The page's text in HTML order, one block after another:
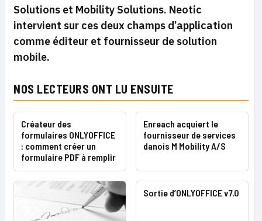
Solutions et Mobility Solutions. Neotic
intervient sur ces deux champs d’application
comme éditeur et fournisseur de solution
mobile.
NOS LECTEURS ONT LU ENSUITE
Créateur des
formulaires ONLYOFFICE
: comment créer un
formulaire PDF à remplir
Enreach acquiert le
fournisseur de services
danois M Mobility A/S
Sortie d’ONLYOFFICE v7.0